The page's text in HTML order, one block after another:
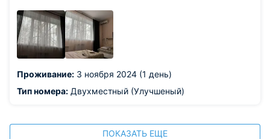
вешать в ванной.
Проживание: 3 ноября 2024 (1 день)
Тип номера: Двухместный (Улучшеный)
ПОКАЗАТЬ ЕЩЕ